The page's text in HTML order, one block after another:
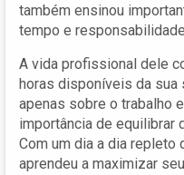
também ensinou
tempo e
A vida profissional dele
horas disponíveis da sua
apenas sobre o trabalho
importância de
Com um dia a dia repleto
aprendeu a maximizar